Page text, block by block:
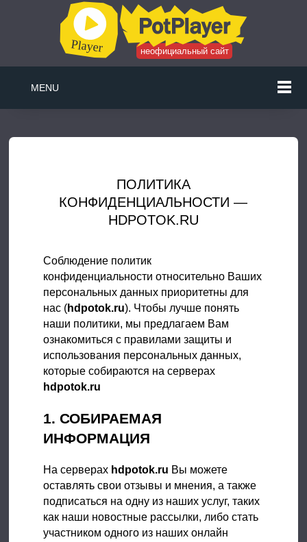
неофициальный сайт
MENU
ПОЛИТИКА
КОНФИДЕНЦИАЛЬНОСТИ —
HDPOTOK.RU
Соблюдение политик
конфиденциальности относительно Ваших
персональных данных приоритетны для
нас (hdpotok.ru). Чтобы лучше понять
наши политики, мы предлагаем Вам
ознакомиться с правилами защиты и
использования персональных данных,
которые собираются на серверах
hdpotok.ru
1. СОБИРАЕМАЯ
ИНФОРМАЦИЯ
На серверах hdpotok.ru Вы можете
оставлять свои отзывы и мнения, а также
подписаться на одну из наших услуг, таких
как наши новостные рассылки, либо стать
участником одного из наших онлайн